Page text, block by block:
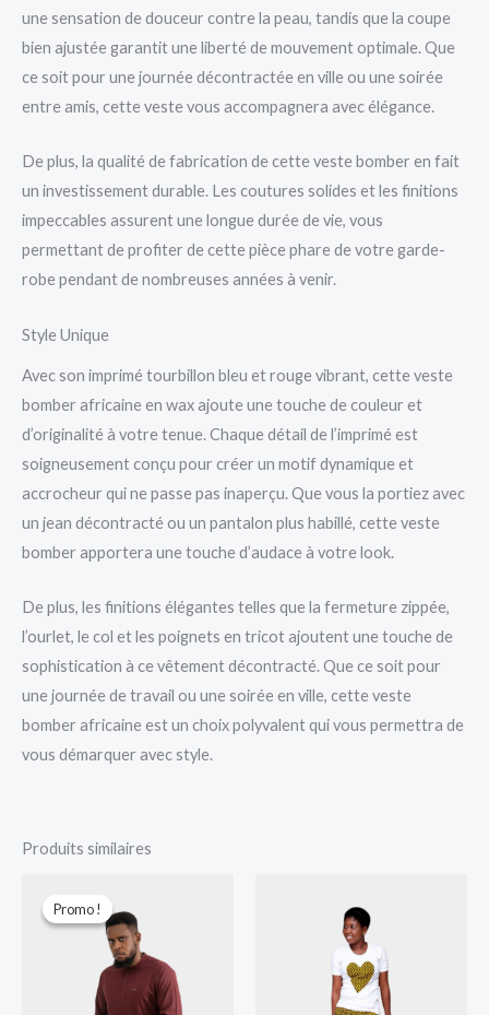
une sensation de douceur contre la peau, tandis que la coupe
bien ajustée garantit une liberté de mouvement optimale. Que
ce soit pour une journée décontractée en ville ou une soirée
entre amis, cette veste vous accompagnera avec élégance.
De plus, la qualité de fabrication de cette veste bomber en fait
un investissement durable. Les coutures solides et les finitions
impeccables assurent une longue durée de vie, vous
permettant de profiter de cette pièce phare de votre garde-
robe pendant de nombreuses années à venir.
Style Unique
Avec son imprimé tourbillon bleu et rouge vibrant, cette veste
bomber africaine en wax ajoute une touche de couleur et
d’originalité à votre tenue. Chaque détail de l’imprimé est
soigneusement conçu pour créer un motif dynamique et
accrocheur qui ne passe pas inaperçu. Que vous la portiez avec
un jean décontracté ou un pantalon plus habillé, cette veste
bomber apportera une touche d’audace à votre look.
De plus, les finitions élégantes telles que la fermeture zippée,
l’ourlet, le col et les poignets en tricot ajoutent une touche de
sophistication à ce vêtement décontracté. Que ce soit pour
une journée de travail ou une soirée en ville, cette veste
bomber africaine est un choix polyvalent qui vous permettra de
vous démarquer avec style.
Produits similaires
Promo !
Promo !
initial
était :
30.000 CFA.